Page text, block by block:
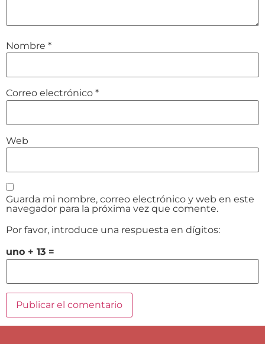
Nombre *
Correo electrónico *
Web
Guarda mi nombre, correo electrónico y web en este
navegador para la próxima vez que comente.
Por favor, introduce una respuesta en dígitos:
uno + 13 =